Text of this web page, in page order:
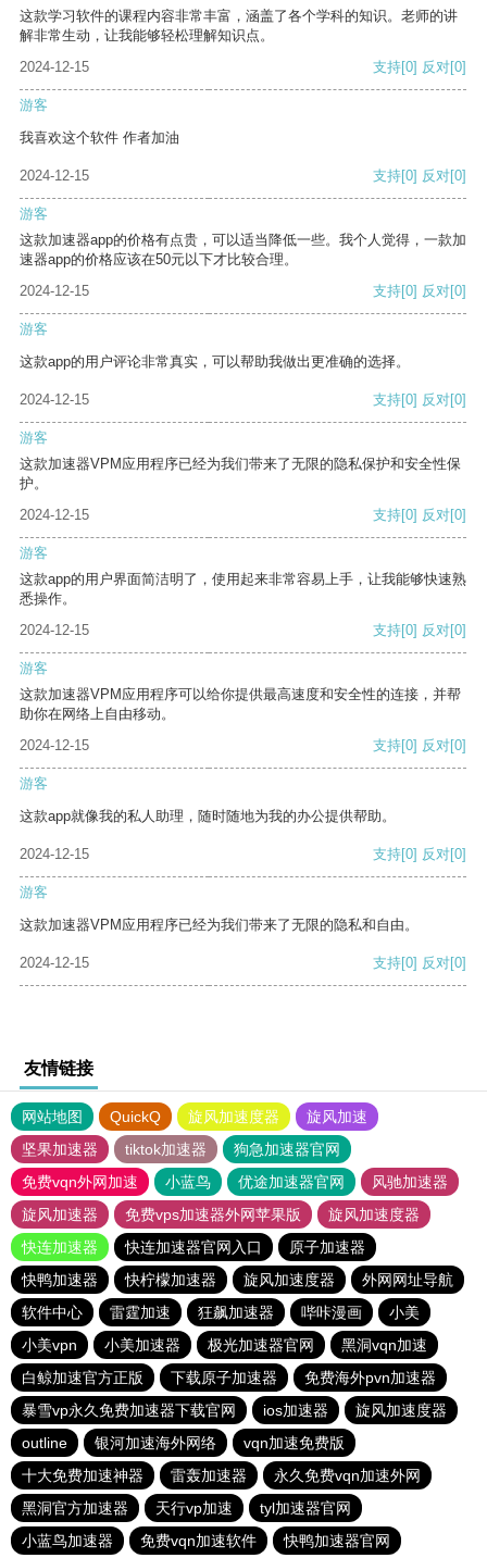
这款学习软件的课程内容非常丰富，涵盖了各个学科的知识。老师的讲
解非常生动，让我能够轻松理解知识点。
2024-12-15
支持[0] 反对[0]
游客
我喜欢这个软件 作者加油
2024-12-15 支持[0] 反对[0]
游客
这款加速器app的价格有点贵，可以适当降低一些。我个人觉得，一款加
速器app的价格应该在50元以下才比较合理。
2024-12-15
支持[0] 反对[0]
游客
这款app的用户评论非常真实，可以帮助我做出更准确的选择。
2024-12-15 支持[0] 反对[0]
游客
这款加速器VPM应用程序已经为我们带来了无限的隐私保护和安全性保
护。
2024-12-15
支持[0] 反对[0]
游客
这款app的用户界面简洁明了，使用起来非常容易上手，让我能够快速熟
悉操作。
2024-12-15
支持[0] 反对[0]
游客
这款加速器VPM应用程序可以给你提供最高速度和安全性的连接，并帮
助你在网络上自由移动。
2024-12-15
支持[0] 反对[0]
游客
这款app就像我的私人助理，随时随地为我的办公提供帮助。
2024-12-15 支持[0] 反对[0]
游客
这款加速器VPM应用程序已经为我们带来了无限的隐私和自由。
2024-12-15 支持[0] 反对[0]
友情链接
网站地图 QuickQ 旋风加速度器
旋风加速
坚果加速器
tiktok加速器
狗急加速器官网
免费vqn外网加速
小蓝鸟 优途加速器官网
风驰加速器
旋风加速器
免费vps加速器外网苹果版
旋风加速度器
快连加速器
快连加速器官网入口
原子加速器
快鸭加速器
快柠檬加速器 旋风加速度器
外网网址导航
软件中心
雷霆加速 狂飙加速器 哔咔漫画
小美
小美vpn
小美加速器 极光加速器官网
黑洞vqn加速
白鲸加速官方正版
下载原子加速器
免费海外pvn加速器
暴雪vp永久免费加速器下载官网
ios加速器
旋风加速度器
outline
银河加速海外网络
vqn加速免费版
十大免费加速神器
雷轰加速器
永久免费vqn加速外网
黑洞官方加速器
天行vp加速
tyl加速器官网
小蓝鸟加速器
免费vqn加速软件 快鸭加速器官网